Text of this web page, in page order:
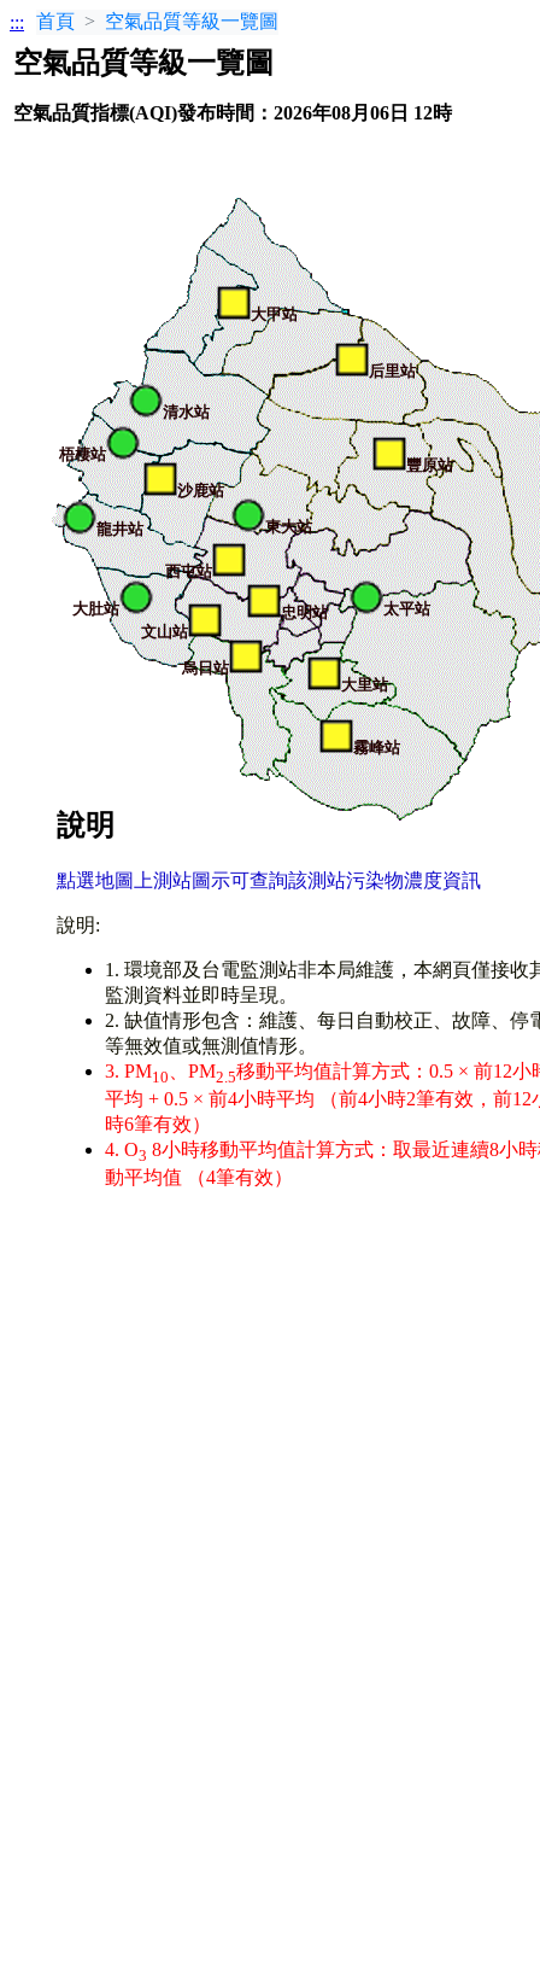
::: 首頁 空氣品質等級一覽圖
空氣品質等級一覽圖
空氣品質指標(AQI)發布時間：2026年08月06日 12時
說明
點選地圖上測站圖示可查詢該測站污染物濃度資訊
說明:
1. 環境部及台電監測站非本局維護，本網頁僅接收
監測資料並即時呈現。
2. 缺值情形包含：維護、每日自動校正、故障、停
等無效值或無測值情形。
3. PM10 、PM2.5移動平均值計算方式：0.5 × 前12小
平均 + 0.5 × 前4小時平均 （前4小時2筆有效，前12
時6筆有效）
4. O3 8小時移動平均值計算方式：取最近連續8小
動平均值 （4筆有效）
大甲站
太平站
后里站
霧峰站
梧棲站
大肚站
清水站
沙鹿站
大里站
豐原站
烏日站
忠明站
西屯站
文山站
東大站
龍井站